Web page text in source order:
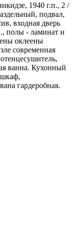
1940 г.п., 2 /
подвал,
входная дверь
полы - ламинат и
оклеены
современная
ванна. Кухонный
шкаф,
гардеробная.